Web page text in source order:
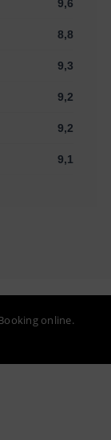
9,6
8,8
9,3
9,2
9,2
9,1
online.